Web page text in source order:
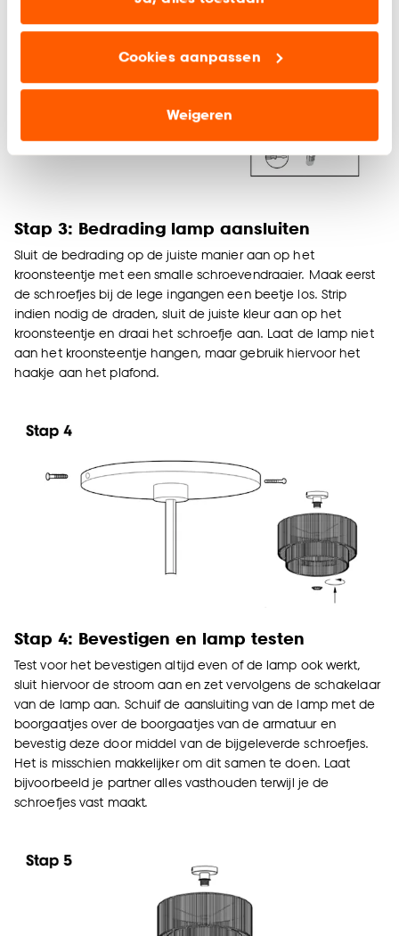
Marketing cookies (optioneel) laten jou
relevante informatie en aanbiedingen zien op
advertenties en communicatie.
Klik op ‘Ja, alles toestaan’ om gebruik te maken
voor kiezen om bepaalde cookies wel of niet te
accepteren door op ‘Cookies aanpassen’ te
klikken.
Goed om te weten is dat je deze keuze altijd nog
kan aanpassen, bekijk hiervoor onze
cookieverklaring.
Cookies aanpassen
Weigeren
Stap 3: Bedrading lamp aansluiten
Sluit de bedrading op de juiste manier aan op het
kroonsteentje met een smalle schroevendraaier. Maak eerst
de schroefjes bij de lege ingangen een beetje los. Strip
indien nodig de draden, sluit de juiste kleur aan op het
kroonsteentje en draai het schroefje aan. Laat de lamp niet
aan het kroonsteentje hangen, maar gebruik hiervoor het
haakje aan het plafond.
Stap 4: Bevestigen en lamp testen
Test voor het bevestigen altijd even of de lamp ook werkt,
sluit hiervoor de stroom aan en zet vervolgens de schakelaar
van de lamp aan. Schuif de aansluiting van de lamp met de
boorgaatjes over de boorgaatjes van de armatuur en
bevestig deze door middel van de bijgeleverde schroefjes.
Het is misschien makkelijker om dit samen te doen. Laat
bijvoorbeeld je partner alles vasthouden terwijl je de
schroefjes vast maakt.